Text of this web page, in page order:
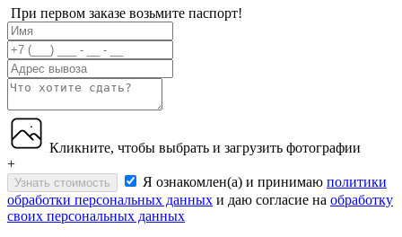
При первом заказе возьмите паспорт!
Кликните, чтобы выбрать и загрузить фотографии
+
Узнать стоимость Я ознакомлен(а) и принимаю политики
обработки персональных данных и даю согласие на обработку
своих персональных данных